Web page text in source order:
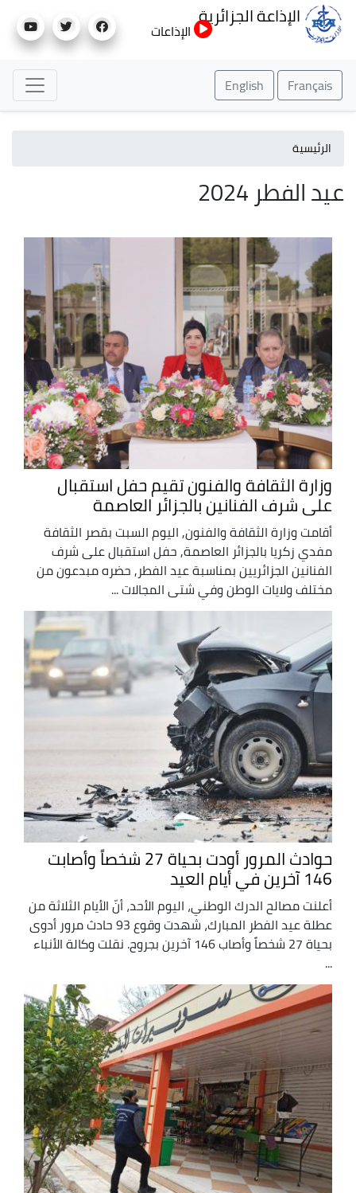
إلى
الإذاعة الجزائرية
الإذاعات
Français
English
الرئيسية
عيد الفطر 2024
وزارة الثقافة والفنون تقيم حفل استقبال
على شرف الفنانين بالجزائر العاصمة
أقامت وزارة الثقافة والفنون, اليوم السبت بقصر الثقافة
مفدي زكريا بالجزائر العاصمة, حفل استقبال على شرف
الفنانين الجزائريين بمناسبة عيد الفطر, حضره مبدعون من
مختلف ولايات الوطن وفي شتى المجالات ...
حوادث المرور أودت بحياة 27 شخصاً وأصابت
146 آخرين في أيام العيد
أعلنت مصالح الدرك الوطني، اليوم الأحد، أنّ الأيام الثلاثة من
عطلة عيد الفطر المبارك، شهدت وقوع 93 حادث مرور أدوى
بحياة 27 شخصاً وأصاب 146 آخرين بجروح. نقلت وكالة الأنباء